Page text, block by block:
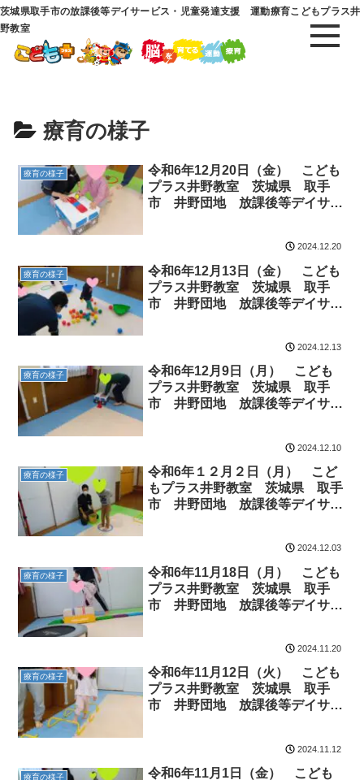
茨城県取手市の放課後等デイサービス・児童発達支援 運動療育こどもプラス井
野教室
療育の様子
療育の様子
令和6年12月20日（金） こども
プラス井野教室 茨城県 取手
市 井野団地 放課後等デイサー
2024.12.20
療育の様子
令和6年12月13日（金） こども
プラス井野教室 茨城県 取手
市 井野団地 放課後等デイサー
2024.12.13
療育の様子
令和6年12月9日（月） こども
プラス井野教室 茨城県 取手
市 井野団地 放課後等デイサー
2024.12.10
療育の様子
令和6年１２月２日（月） こど
もプラス井野教室 茨城県 取手
市 井野団地 放課後等デイサー
2024.12.03
療育の様子
令和6年11月18日（月） こども
プラス井野教室 茨城県 取手
市 井野団地 放課後等デイサー
2024.11.20
療育の様子
令和6年11月12日（火） こども
プラス井野教室 茨城県 取手
市 井野団地 放課後等デイサー
2024.11.12
療育の様子
令和6年11月1日（金） こども